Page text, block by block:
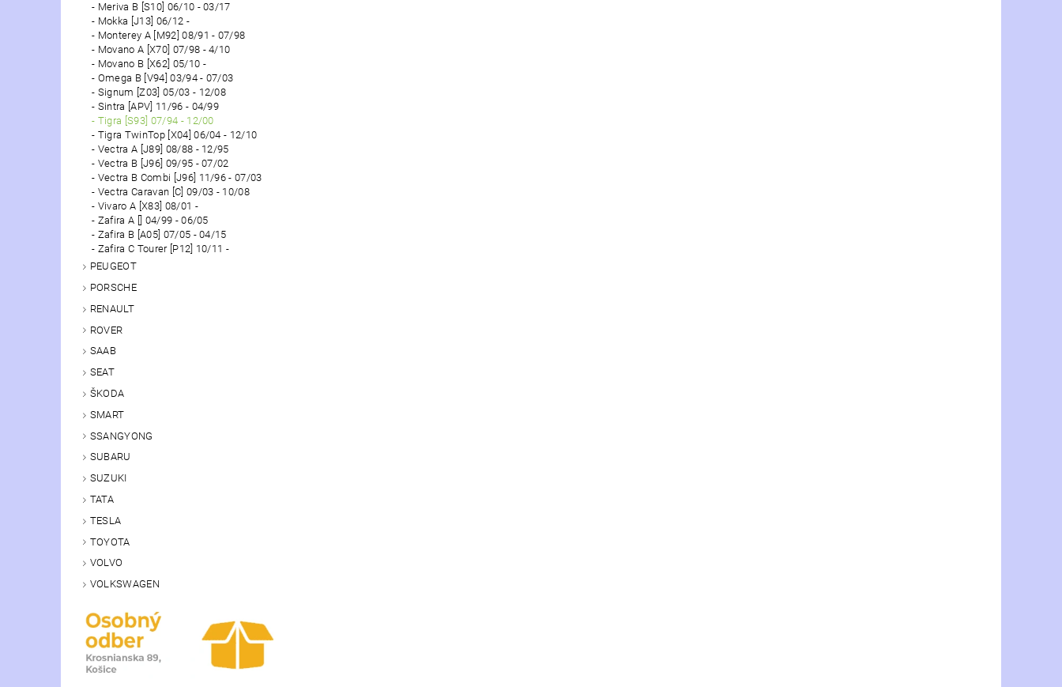
Meriva B [S10] 06/10 - 03/17
Mokka [J13] 06/12 -
Monterey A [M92] 08/91 - 07/98
Movano A [X70] 07/98 - 4/10
Movano B [X62] 05/10 -
Omega B [V94] 03/94 - 07/03
Signum [Z03] 05/03 - 12/08
Sintra [APV] 11/96 - 04/99
Tigra [S93] 07/94 - 12/00
Tigra TwinTop [X04] 06/04 - 12/10
Vectra A [J89] 08/88 - 12/95
Vectra B [J96] 09/95 - 07/02
Vectra B Combi [J96] 11/96 - 07/03
Vectra Caravan [C] 09/03 - 10/08
Vivaro A [X83] 08/01 -
Zafira A [] 04/99 - 06/05
Zafira B [A05] 07/05 - 04/15
Zafira C Tourer [P12] 10/11 -
PEUGEOT
PORSCHE
RENAULT
ROVER
SAAB
SEAT
ŠKODA
SMART
SSANGYONG
SUBARU
SUZUKI
TATA
TESLA
TOYOTA
VOLVO
VOLKSWAGEN